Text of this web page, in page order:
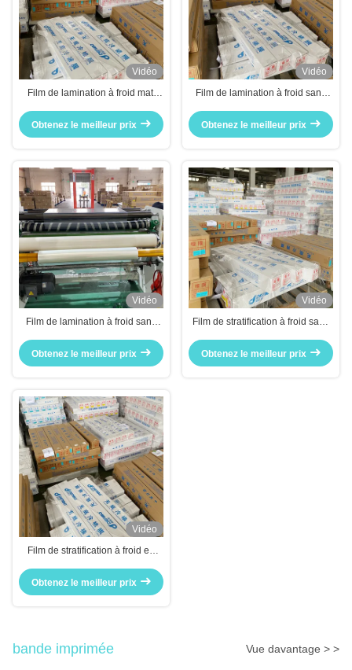
Vidéo
Film de lamination à froid mat,
solide
Obtenez le meilleur prix
Vidéo
Film de lamination à froid sans
plusieurs spécifications
Obtenez le meilleur prix
Vidéo
Film de lamination à froid sans
utiliser
Obtenez le meilleur prix
Vidéo
Film de stratification à froid sans
stratification à froid facile à utiliser
Obtenez le meilleur prix
Vidéo
Film de stratification à froid en
Spécifications multiples
Personnalisation
Obtenez le meilleur prix
bande imprimée Vue davantage > >